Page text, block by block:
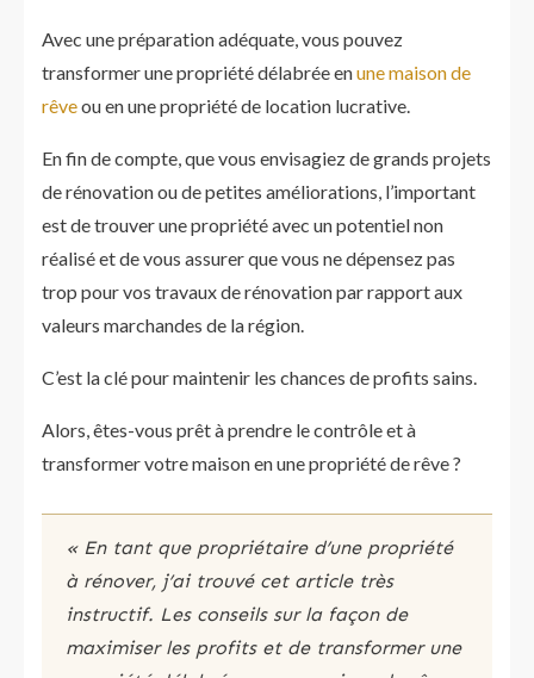
Avec une préparation adéquate, vous pouvez
transformer une propriété délabrée enune maison de
rêveou en une propriété de location lucrative.
En fin de compte, que vous envisagiez de grands projets
de rénovation ou de petites améliorations, l’important
est de trouver une propriété avec un potentiel non
réalisé et de vous assurer que vous ne dépensez pas
trop pour vos travaux de rénovation par rapport aux
valeurs marchandes de la région.
C’est la clé pour maintenir les chances de profits sains.
Alors, êtes-vous prêt à prendre le contrôle et à
transformer votre maison en une propriété de rêve ?
« En tant que propriétaire d’une propriété
à rénover, j’ai trouvé cet article très
instructif. Les conseils sur la façon de
maximiser les profits et de transformer une